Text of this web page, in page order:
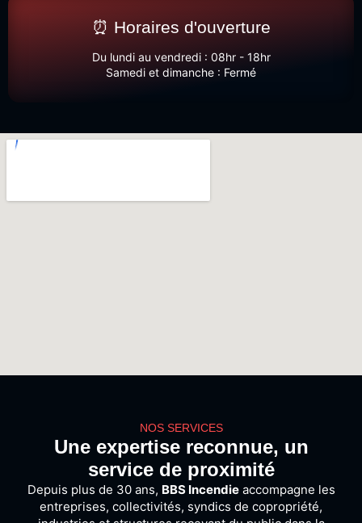
⏰ Horaires d'ouverture
Du lundi au vendredi : 08hr - 18hr
Samedi et dimanche : Fermé
NOS SERVICES
Une expertise reconnue, un
service de proximité
Depuis plus de 30 ans, BBS Incendie accompagne les
entreprises, collectivités, syndics de copropriété,